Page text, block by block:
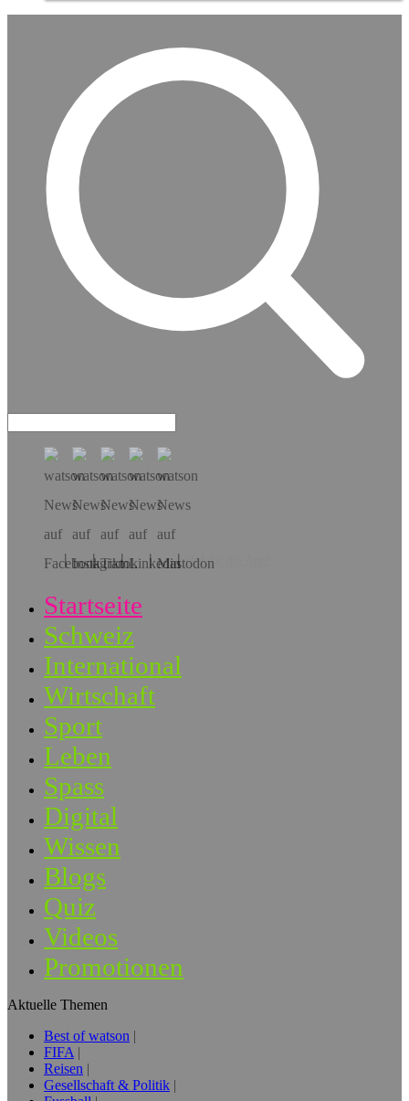
Hol dir die App!
Startseite
Schweiz
International
Wirtschaft
Sport
Leben
Spass
Digital
Wissen
Blogs
Quiz
Videos
Promotionen
Aktuelle Themen
Best of watson
FIFA
Reisen
Gesellschaft & Politik